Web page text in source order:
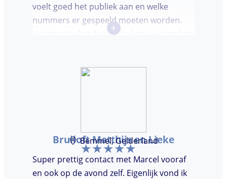
voelt goed het publiek aan en welke
nummers er gespeeld moeten worden.
Het maakte het feestje helemaal compleet
+
Bruiloft Matthijs en Lieke
Bemmel, Gelderland
Super prettig contact met Marcel vooraf
en ook op de avond zelf. Eigenlijk vond ik